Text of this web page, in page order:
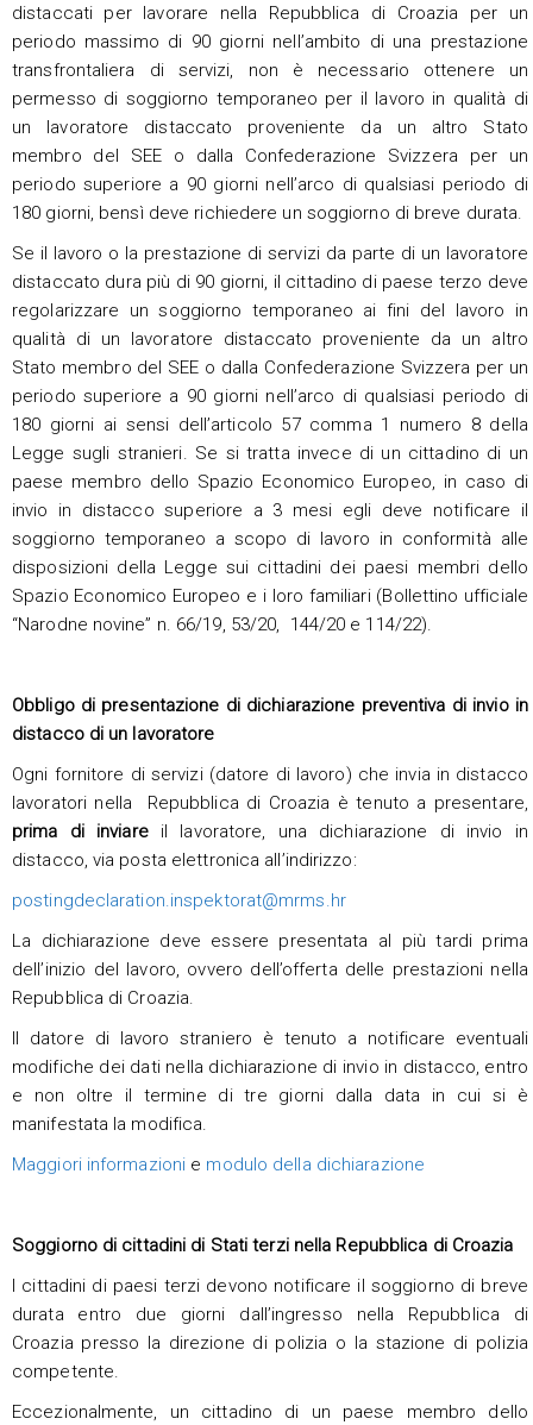
distaccati per lavorare nella Repubblica di Croazia per un
periodo massimo di 90 giorni nell’ambito di una prestazione
transfrontaliera di servizi, non è necessario ottenere un
permesso di soggiorno temporaneo per il lavoro in qualità di
un lavoratore distaccato proveniente da un altro Stato
membro del SEE o dalla Confederazione Svizzera per un
periodo superiore a 90 giorni nell’arco di qualsiasi periodo di
180 giorni, bensì deve richiedere un soggiorno di breve durata.
Se il lavoro o la prestazione di servizi da parte di un lavoratore
distaccato dura più di 90 giorni, il cittadino di paese terzo deve
regolarizzare un soggiorno temporaneo ai fini del lavoro in
qualità di un lavoratore distaccato proveniente da un altro
Stato membro del SEE o dalla Confederazione Svizzera per un
periodo superiore a 90 giorni nell’arco di qualsiasi periodo di
180 giorni ai sensi dell’articolo 57 comma 1 numero 8 della
Legge sugli stranieri. Se si tratta invece di un cittadino di un
paese membro dello Spazio Economico Europeo, in caso di
invio in distacco superiore a 3 mesi egli deve notificare il
soggiorno temporaneo a scopo di lavoro in conformità alle
disposizioni della Legge sui cittadini dei paesi membri dello
Spazio Economico Europeo e i loro familiari (Bollettino ufficiale
“Narodne novine” n. 66/19, 53/20, 144/20 e 114/22).
Obbligo di presentazione di dichiarazione preventiva di invio in
distacco di un lavoratore
Ogni fornitore di servizi (datore di lavoro) che invia in distacco
lavoratori nella Repubblica di Croazia è tenuto a presentare,
prima di inviareil lavoratore, una dichiarazione di invio in
distacco, via posta elettronica all’indirizzo:
postingdeclaration.inspektorat@mrms.hr
La dichiarazione deve essere presentata al più tardi prima
dell’inizio del lavoro, ovvero dell’offerta delle prestazioni nella
Repubblica di Croazia.
Il datore di lavoro straniero è tenuto a notificare eventuali
modifiche dei dati nella dichiarazione di invio in distacco, entro
e non oltre il termine di tre giorni dalla data in cui si è
manifestata la modifica.
Maggiori informazioni e modulo della dichiarazione
Soggiorno di cittadini di Stati terzi nella Repubblica di Croazia
I cittadini di paesi terzi devono notificare il soggiorno di breve
durata entro due giorni dall’ingresso nella Repubblica di
Croazia presso la direzione di polizia o la stazione di polizia
competente.
Eccezionalmente, un cittadino di un paese membro dello